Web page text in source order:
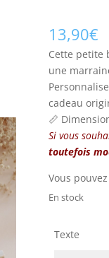
13,90€
Cette petite
une
cadeau
📏
Si vous
toutefois
Vous
En stock
Texte